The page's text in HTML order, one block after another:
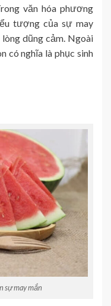
văn hóa phương
tượng của sự may
dũng cảm. Ngoài
có nghĩa là phục sinh
sự may mắn